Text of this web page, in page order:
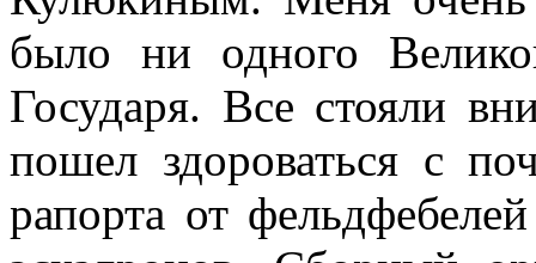
было ни одного
Государя. Все стояли
пошел здороваться с
рапорта от